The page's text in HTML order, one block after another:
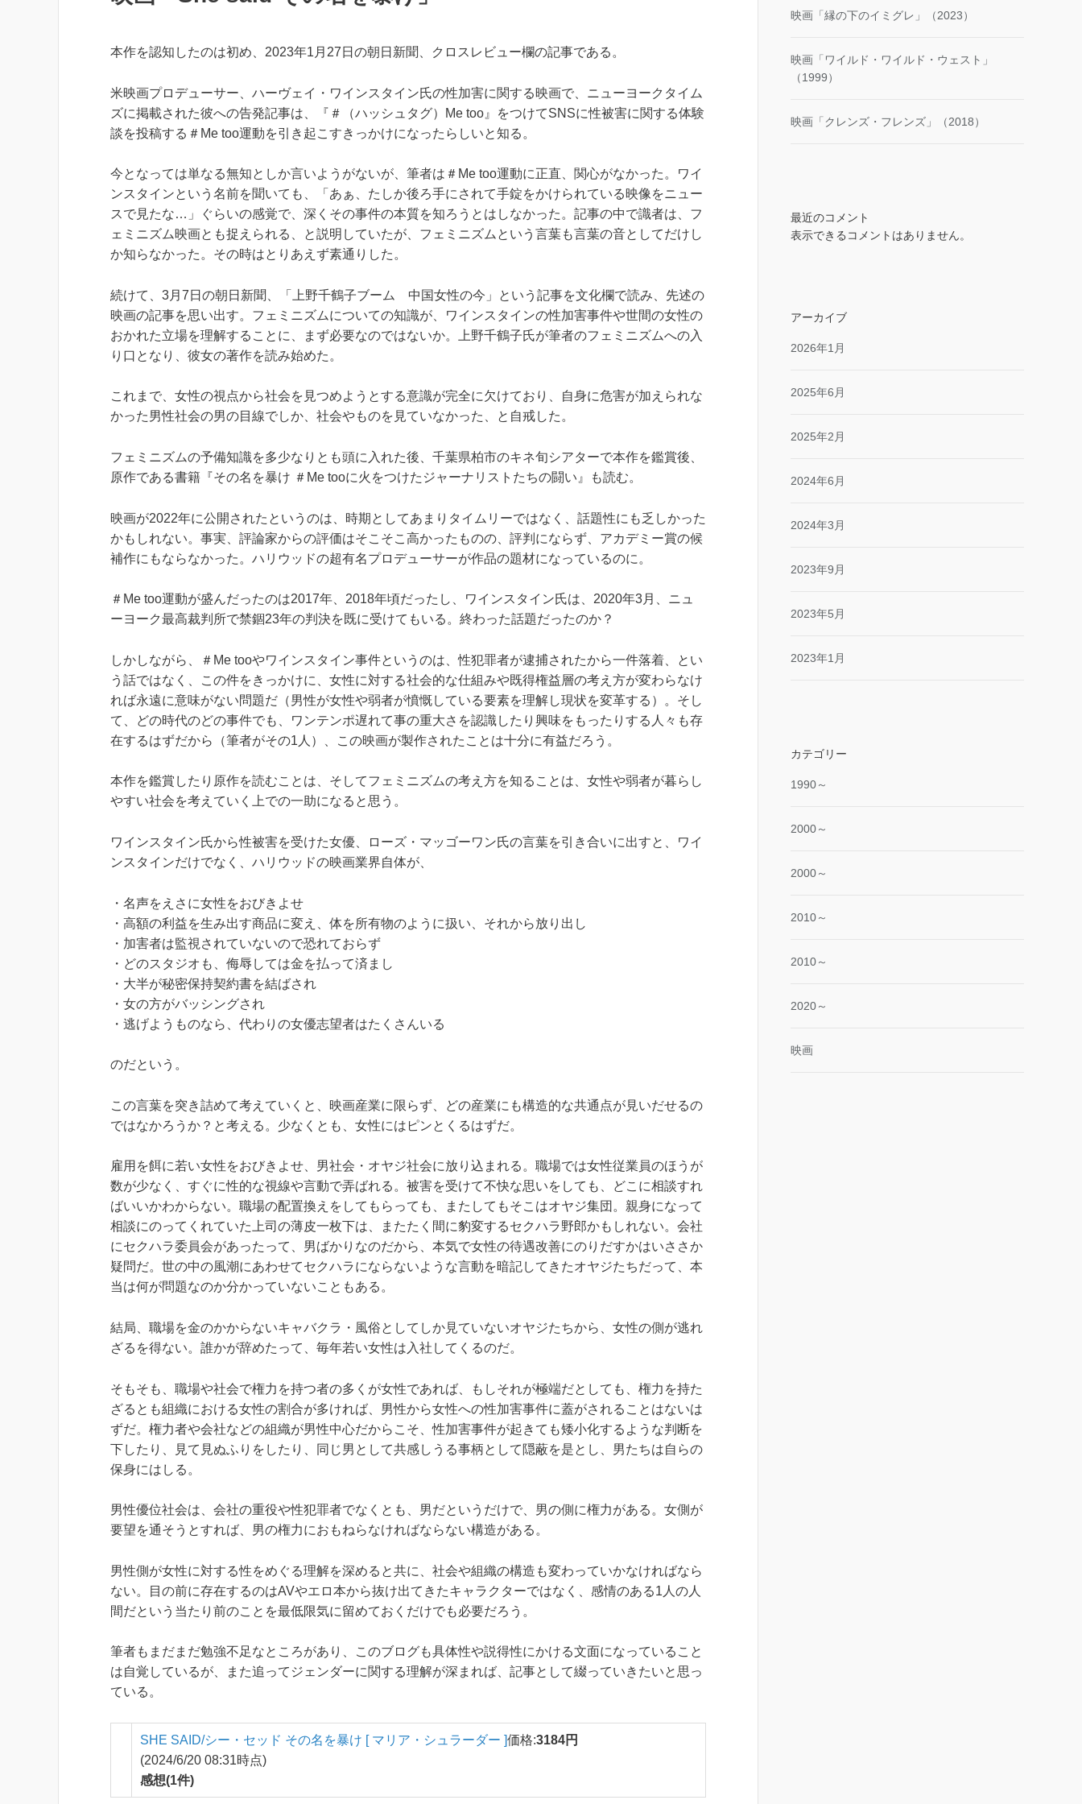
本作を認知したのは初め、2023年1月27日の朝日新聞、クロスレビュー欄の記事である。
米映画プロデューサー、ハーヴェイ・ワインスタイン氏の性加害に関する映画で、ニューヨークタイム
ズに掲載された彼への告発記事は、『＃（ハッシュタグ）Me too』をつけてSNSに性被害に関する体験
談を投稿する＃Me too運動を引き起こすきっかけになったらしいと知る。
今となっては単なる無知としか言いようがないが、筆者は＃Me too運動に正直、関心がなかった。ワイ
ンスタインという名前を聞いても、「あぁ、たしか後ろ手にされて手錠をかけられている映像をニュー
スで見たな…」ぐらいの感覚で、深くその事件の本質を知ろうとはしなかった。記事の中で識者は、フ
ェミニズム映画とも捉えられる、と説明していたが、フェミニズムという言葉も言葉の音としてだけし
か知らなかった。その時はとりあえず素通りした。
続けて、3月7日の朝日新聞、「上野千鶴子ブーム 中国女性の今」という記事を文化欄で読み、先述の
映画の記事を思い出す。フェミニズムについての知識が、ワインスタインの性加害事件や世間の女性の
おかれた立場を理解することに、まず必要なのではないか。上野千鶴子氏が筆者のフェミニズムへの入
り口となり、彼女の著作を読み始めた。
これまで、女性の視点から社会を見つめようとする意識が完全に欠けており、自身に危害が加えられな
かった男性社会の男の目線でしか、社会やものを見ていなかった、と自戒した。
フェミニズムの予備知識を多少なりとも頭に入れた後、千葉県柏市のキネ旬シアターで本作を鑑賞後、
原作である書籍『その名を暴け ＃Me tooに火をつけたジャーナリストたちの闘い』も読む。
映画が2022年に公開されたというのは、時期としてあまりタイムリーではなく、話題性にも乏しかった
かもしれない。事実、評論家からの評価はそこそこ高かったものの、評判にならず、アカデミー賞の候
補作にもならなかった。ハリウッドの超有名プロデューサーが作品の題材になっているのに。
＃Me too運動が盛んだったのは2017年、2018年頃だったし、ワインスタイン氏は、2020年3月、ニュ
ーヨーク最高裁判所で禁錮23年の判決を既に受けてもいる。終わった話題だったのか？
しかしながら、＃Me tooやワインスタイン事件というのは、性犯罪者が逮捕されたから一件落着、とい
う話ではなく、この件をきっかけに、女性に対する社会的な仕組みや既得権益層の考え方が変わらなけ
れば永遠に意味がない問題だ（男性が女性や弱者が憤慨している要素を理解し現状を変革する）。そし
て、どの時代のどの事件でも、ワンテンポ遅れて事の重大さを認識したり興味をもったりする人々も存
在するはずだから（筆者がその1人）、この映画が製作されたことは十分に有益だろう。
本作を鑑賞したり原作を読むことは、そしてフェミニズムの考え方を知ることは、女性や弱者が暮らし
やすい社会を考えていく上での一助になると思う。
ワインスタイン氏から性被害を受けた女優、ローズ・マッゴーワン氏の言葉を引き合いに出すと、ワイ
ンスタインだけでなく、ハリウッドの映画業界自体が、
・名声をえさに女性をおびきよせ
・高額の利益を生み出す商品に変え、体を所有物のように扱い、それから放り出し
・加害者は監視されていないので恐れておらず
・どのスタジオも、侮辱しては金を払って済まし
・大半が秘密保持契約書を結ばされ
・女の方がバッシングされ
・逃げようものなら、代わりの女優志望者はたくさんいる
のだという。
この言葉を突き詰めて考えていくと、映画産業に限らず、どの産業にも構造的な共通点が見いだせるの
ではなかろうか？と考える。少なくとも、女性にはピンとくるはずだ。
雇用を餌に若い女性をおびきよせ、男社会・オヤジ社会に放り込まれる。職場では女性従業員のほうが
数が少なく、すぐに性的な視線や言動で弄ばれる。被害を受けて不快な思いをしても、どこに相談すれ
ばいいかわからない。職場の配置換えをしてもらっても、またしてもそこはオヤジ集団。親身になって
相談にのってくれていた上司の薄皮一枚下は、またたく間に豹変するセクハラ野郎かもしれない。会社
にセクハラ委員会があったって、男ばかりなのだから、本気で女性の待遇改善にのりだすかはいささか
疑問だ。世の中の風潮にあわせてセクハラにならないような言動を暗記してきたオヤジたちだって、本
当は何が問題なのか分かっていないこともある。
結局、職場を金のかからないキャバクラ・風俗としてしか見ていないオヤジたちから、女性の側が逃れ
ざるを得ない。誰かが辞めたって、毎年若い女性は入社してくるのだ。
そもそも、職場や社会で権力を持つ者の多くが女性であれば、もしそれが極端だとしても、権力を持た
ざるとも組織における女性の割合が多ければ、男性から女性への性加害事件に蓋がされることはないは
ずだ。権力者や会社などの組織が男性中心だからこそ、性加害事件が起きても矮小化するような判断を
下したり、見て見ぬふりをしたり、同じ男として共感しうる事柄として隠蔽を是とし、男たちは自らの
保身にはしる。
男性優位社会は、会社の重役や性犯罪者でなくとも、男だというだけで、男の側に権力がある。女側が
要望を通そうとすれば、男の権力におもねらなければならない構造がある。
男性側が女性に対する性をめぐる理解を深めると共に、社会や組織の構造も変わっていかなければなら
ない。目の前に存在するのはAVやエロ本から抜け出てきたキャラクターではなく、感情のある1人の人
間だという当たり前のことを最低限気に留めておくだけでも必要だろう。
筆者もまだまだ勉強不足なところがあり、このブログも具体性や説得性にかける文面になっていること
は自覚しているが、また追ってジェンダーに関する理解が深まれば、記事として綴っていきたいと思っ
ている。
SHE SAID/シー・セッド その名を暴け [ マリア・シュラーダー ]価格:3184円
(2024/6/20 08:31時点)
感想(1件)
映画「縁の下のイミグレ」（2023）
映画「ワイルド・ワイルド・ウェスト」
（1999）
映画「クレンズ・フレンズ」（2018）
最近のコメント
表示できるコメントはありません。
アーカイブ
2026年1月
2025年6月
2025年2月
2024年6月
2024年3月
2023年9月
2023年5月
2023年1月
カテゴリー
1990～
2000～
2000～
2010～
2010～
2020～
映画